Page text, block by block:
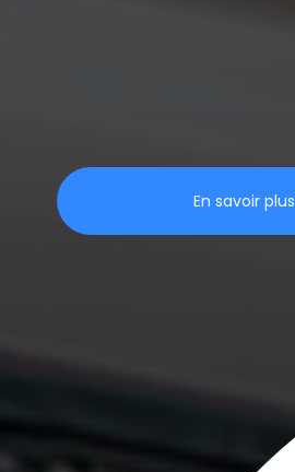
En savoir plus